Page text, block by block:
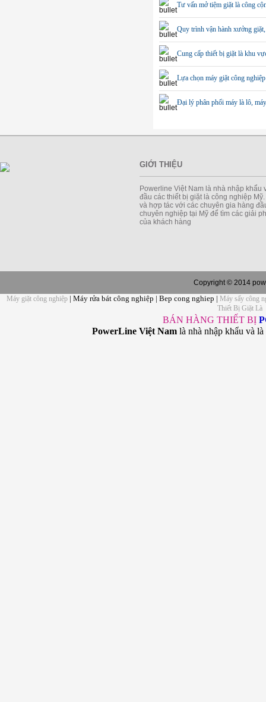
Tư vấn mở tiệm giặt là công
Quy trình vận hành xưởng
Cung cấp thiết bị giặt là khu
Lựa chọn máy giặt công
Đại lý phân phối máy là lô,
GIỚI THIỆU
Powerline Việt Nam là nhà nhập khẩu
đầu các thiết bị giặt là công nghiệp
và hợp tác với các chuyên gia hàng
chuyên nghiệp tại Mỹ để tìm các giải
của khách hàng
Copyright © 2014
Máy giặt công nghiệp | Máy rửa bát công nghiệp | Bep cong nghiep | Máy sấy công
Thiết Bị Giặt Là
BÁN HÀNG THIẾT BỊ
PowerLine Việt Nam là nhà nhập khẩu và